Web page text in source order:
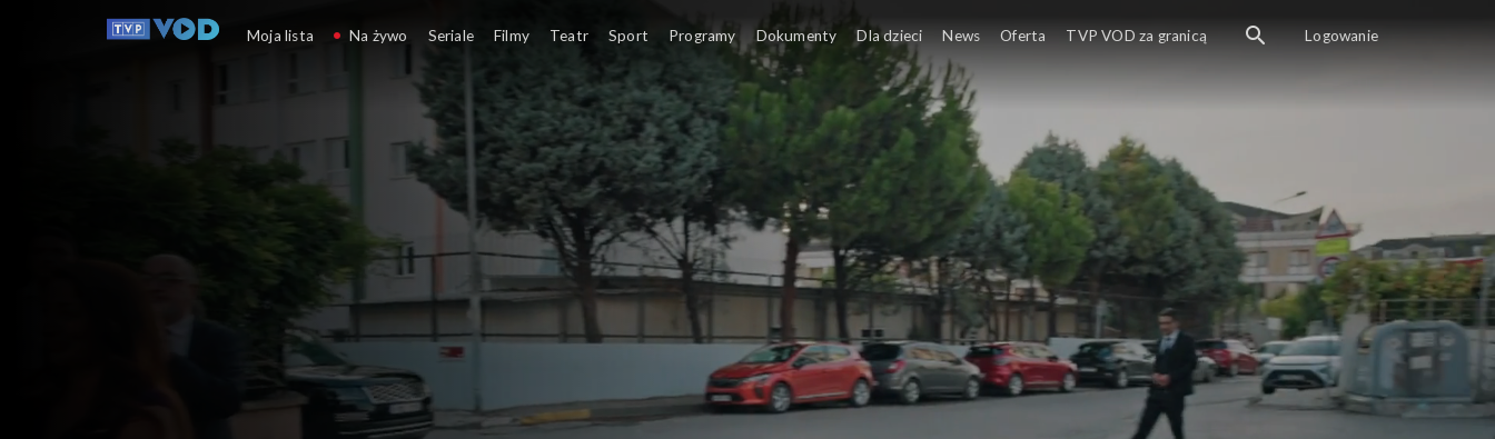
Moja lista Na żywo Seriale Filmy Teatr Sport Programy Dokumenty Dla dzieci News Oferta TVP VOD za granicą Logowanie